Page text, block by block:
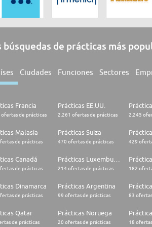
búsquedas de prácticas más
Ciudades Funciones Sectores
Francia
ofertas de prácticas
Prácticas EE.UU.
2.261 ofertas de prácticas 2.245
Malasia
de prácticas
Prácticas Suiza
470 ofertas de prácticas 429
Canadá
de prácticas 214 ofertas de prácticas 182
Dinamarca
de prácticas
Prácticas Argentina
99 ofertas de prácticas 83
Qatar
de prácticas
Prácticas Noruega
20 ofertas de prácticas 18